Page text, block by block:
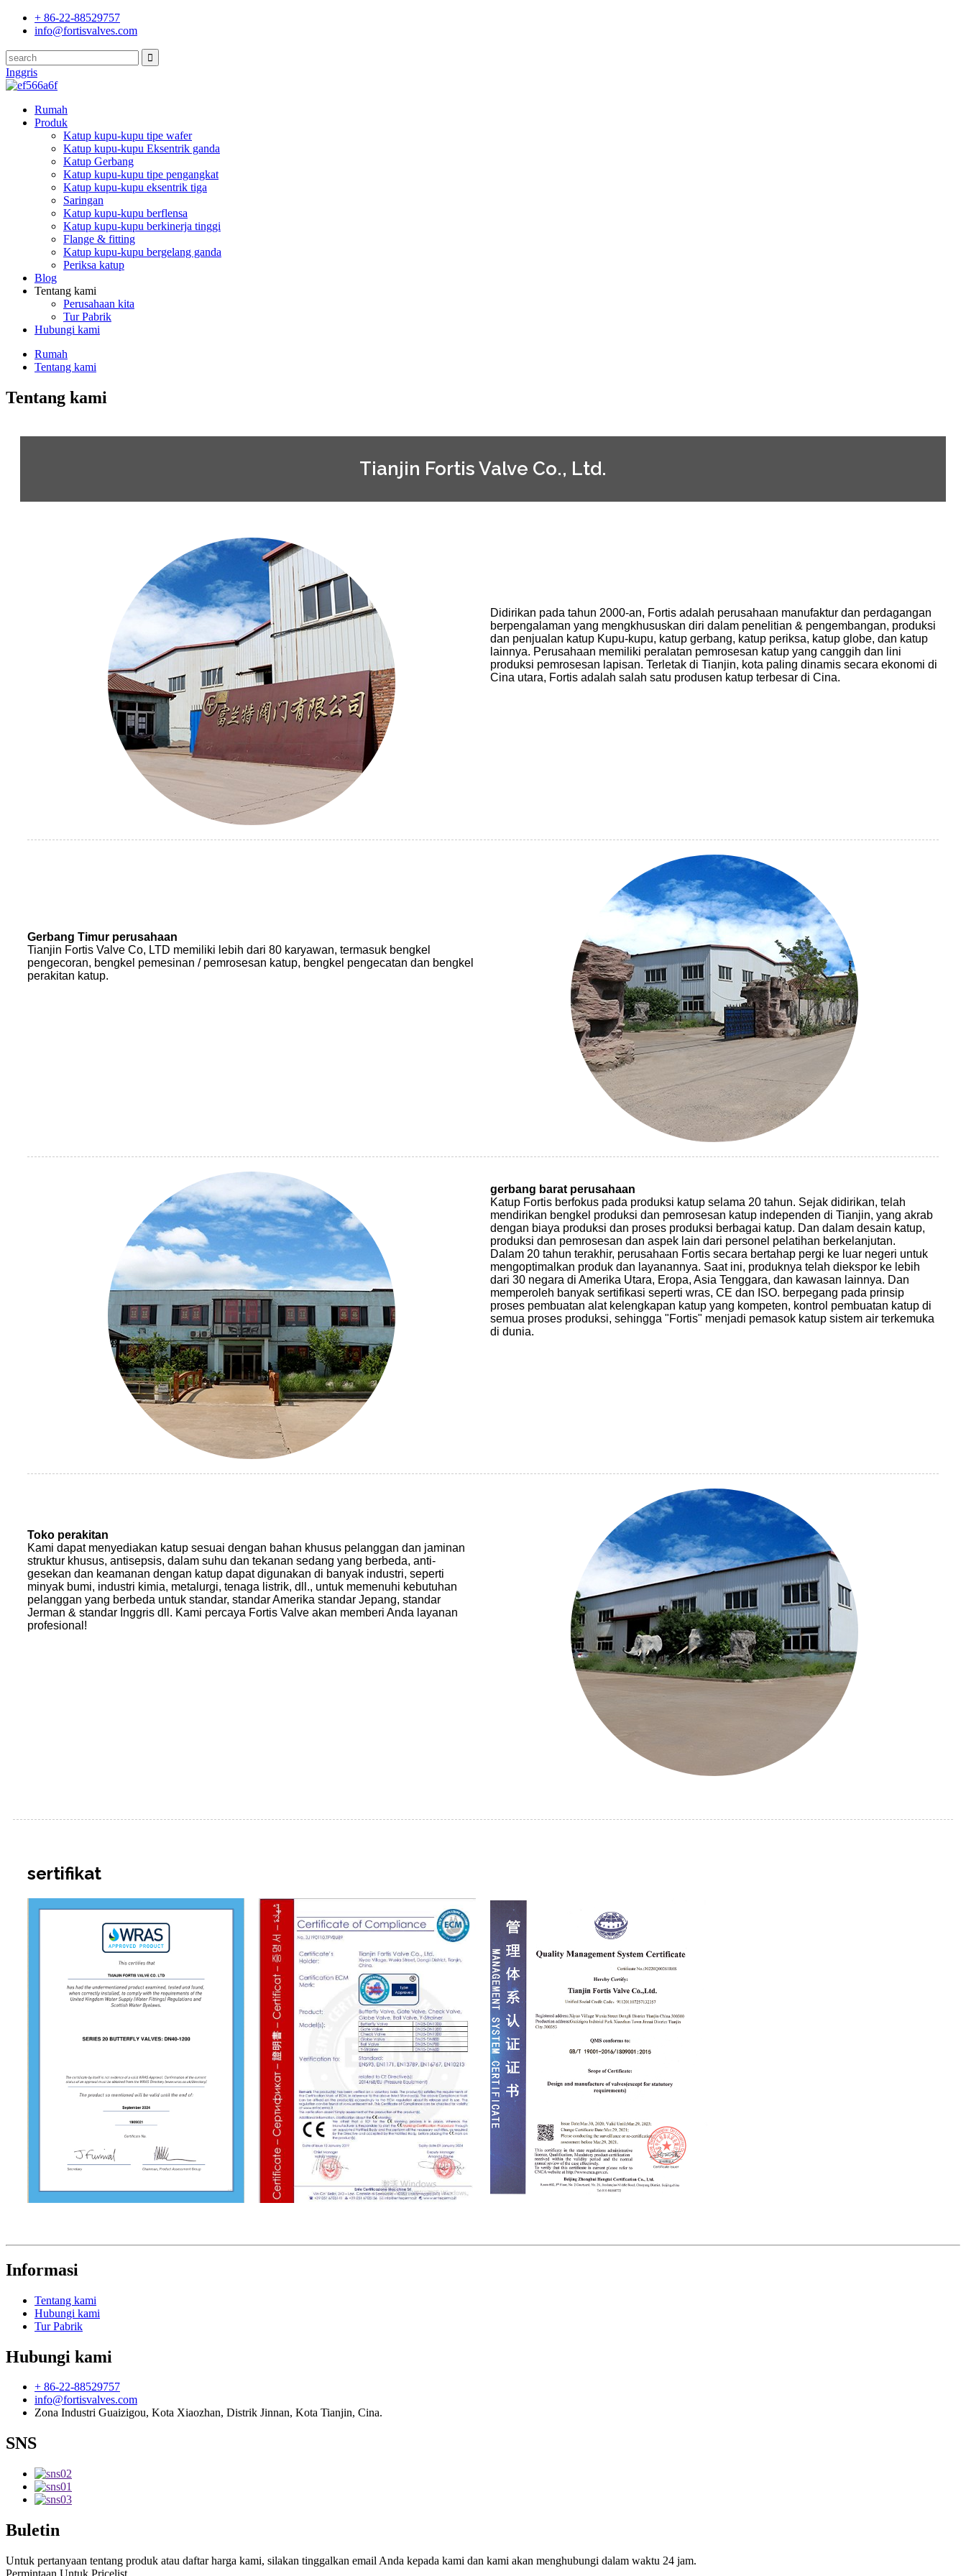
+ 86-22-88529757
info@fortisvalves.com
Inggris
Rumah
Produk
Katup kupu-kupu tipe wafer
Katup kupu-kupu Eksentrik ganda
Katup Gerbang
Katup kupu-kupu tipe pengangkat
Katup kupu-kupu eksentrik tiga
Saringan
Katup kupu-kupu berflensa
Katup kupu-kupu berkinerja tinggi
Flange & fitting
Katup kupu-kupu bergelang ganda
Periksa katup
Blog
Tentang kami
Perusahaan kita
Tur Pabrik
Hubungi kami
Rumah
Tentang kami
Tentang kami
Tianjin Fortis Valve Co., Ltd.
Didirikan pada tahun 2000-an, Fortis adalah perusahaan manufaktur dan perdagangan
berpengalaman yang mengkhususkan diri dalam penelitian & pengembangan, produksi
dan penjualan katup Kupu-kupu, katup gerbang, katup periksa, katup globe, dan katup
lainnya. Perusahaan memiliki peralatan pemrosesan katup yang canggih dan lini
produksi pemrosesan lapisan. Terletak di Tianjin, kota paling dinamis secara ekonomi di
Cina utara, Fortis adalah salah satu produsen katup terbesar di Cina.
Gerbang Timur perusahaan
Tianjin Fortis Valve Co, LTD memiliki lebih dari 80 karyawan, termasuk bengkel
pengecoran, bengkel pemesinan / pemrosesan katup, bengkel pengecatan dan bengkel
perakitan katup.
gerbang barat perusahaan
Katup Fortis berfokus pada produksi katup selama 20 tahun. Sejak didirikan, telah
mendirikan bengkel produksi dan pemrosesan katup independen di Tianjin, yang akrab
dengan biaya produksi dan proses produksi berbagai katup. Dan dalam desain katup,
produksi dan pemrosesan dan aspek lain dari personel pelatihan berkelanjutan.
Dalam 20 tahun terakhir, perusahaan Fortis secara bertahap pergi ke luar negeri untuk
mengoptimalkan produk dan layanannya. Saat ini, produknya telah diekspor ke lebih
dari 30 negara di Amerika Utara, Eropa, Asia Tenggara, dan kawasan lainnya. Dan
memperoleh banyak sertifikasi seperti wras, CE dan ISO. berpegang pada prinsip
proses pembuatan alat kelengkapan katup yang kompeten, kontrol pembuatan katup di
semua proses produksi, sehingga "Fortis" menjadi pemasok katup sistem air terkemuka
di dunia.
Toko perakitan
Kami dapat menyediakan katup sesuai dengan bahan khusus pelanggan dan jaminan
struktur khusus, antisepsis, dalam suhu dan tekanan sedang yang berbeda, anti-
gesekan dan keamanan dengan katup dapat digunakan di banyak industri, seperti
minyak bumi, industri kimia, metalurgi, tenaga listrik, dll., untuk memenuhi kebutuhan
pelanggan yang berbeda untuk standar, standar Amerika standar Jepang, standar
Jerman & standar Inggris dll. Kami percaya Fortis Valve akan memberi Anda layanan
profesional!
sertifikat
Informasi
Tentang kami
Hubungi kami
Tur Pabrik
Hubungi kami
+ 86-22-88529757
info@fortisvalves.com
Zona Industri Guaizigou, Kota Xiaozhan, Distrik Jinnan, Kota Tianjin, Cina.
SNS
Buletin
Untuk pertanyaan tentang produk atau daftar harga kami, silakan tinggalkan email Anda kepada kami dan kami akan menghubungi dalam waktu 24 jam.